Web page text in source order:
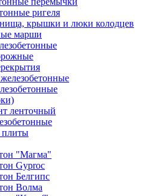
ригеля
крышки и люки колодцев
марши
ленточный
плиты
"Магма"
Gyproc
Белгипс
Волма